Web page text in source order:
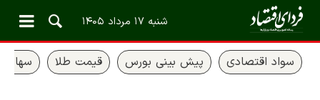
شنبه ۱۷ مرداد ۱۴۰۵
سواد اقتصادی پیش بینی بورس قیمت طلا سهام